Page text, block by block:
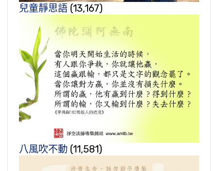
兒童靜思語 (13,167)
八風吹不動 (11,581)